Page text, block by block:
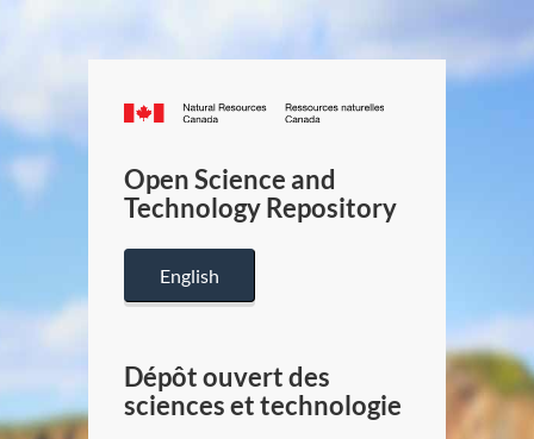
Canada.ca
/
Canada
Open Science and
Technology Repository
English
Dépôt ouvert des
sciences et technologie